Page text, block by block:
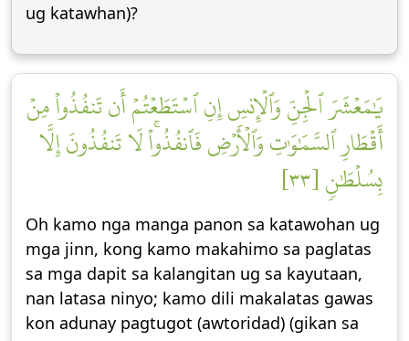
ug katawhan)?
يَٰمَعۡشَرَ ٱلۡجِنِّ وَٱلۡإِنسِ إِنِ ٱسۡتَطَعۡتُمۡ أَن تَنفُذُواْ مِنۡ
أَقۡطَارِ ٱلسَّمَٰوَٰتِ وَٱلۡأَرۡضِ فَٱنفُذُواْۚ لَا تَنفُذُونَ إِلَّا
بِسُلۡطَٰنٖ [٣٣]
Oh kamo nga manga panon sa katawohan ug
mga jinn, kong kamo makahimo sa paglatas
sa mga dapit sa kalangitan ug sa kayutaan,
nan latasa ninyo; kamo dili makalatas gawas
kon adunay pagtugot (awtoridad) (gikan sa